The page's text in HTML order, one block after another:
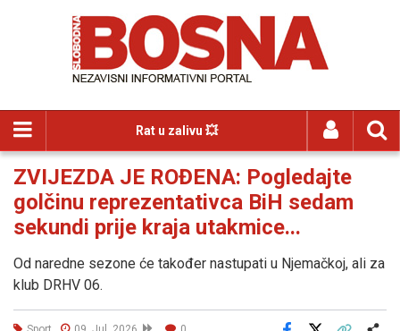
Rat u zalivu 💥
ZVIJEZDA JE ROĐENA: Pogledajte
golčinu reprezentativca BiH sedam
sekundi prije kraja utakmice...
Od naredne sezone će također nastupati u Njemačkoj, ali za
klub DRHV 06.